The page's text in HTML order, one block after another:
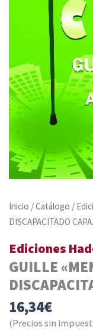
Inicio /Catálogo /
DISCAPACITADO
Ediciones
GUILLE
16,34€
(Precios sin